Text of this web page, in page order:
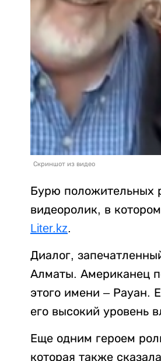
Скриншот из видео
Бурю положительных
видеоролик, в
Liter.kz.
Диалог,
Алматы. Американец
этого имени – Рауан.
его высокий уровень
Еще одним героем
которая также